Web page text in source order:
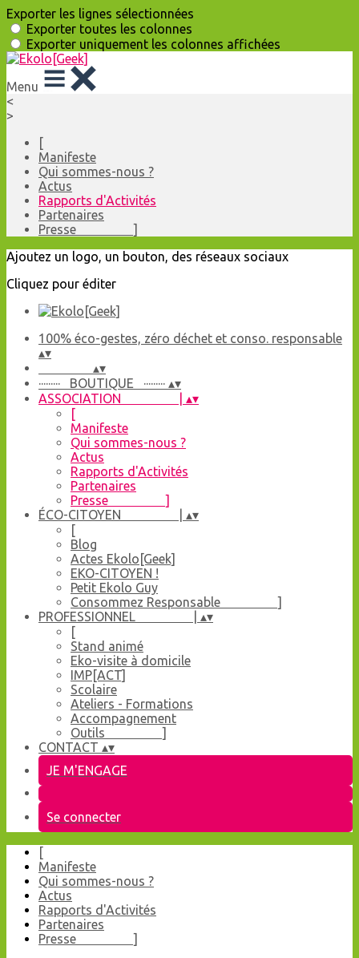
Exporter les lignes sélectionnées
Exporter toutes les colonnes
Exporter uniquement les colonnes affichées
Menu
<
>
[
Manifeste
Qui sommes-nous ?
Actus
Rapports d'Activités
Partenaires
Presse ]
Ajoutez un logo, un bouton, des réseaux sociaux
Cliquez pour éditer
100% éco-gestes, zéro déchet et conso. responsable
▴▾
▴▾
········· BOUTIQUE ········· ▴▾
ASSOCIATION | ▴▾
[
Manifeste
Qui sommes-nous ?
Actus
Rapports d'Activités
Partenaires
Presse ]
ÉCO-CITOYEN | ▴▾
[
Blog
Actes Ekolo[Geek]
EKO-CITOYEN !
Petit Ekolo Guy
Consommez Responsable ]
PROFESSIONNEL | ▴▾
[
Stand animé
Eko-visite à domicile
IMP[ACT]
Scolaire
Ateliers - Formations
Accompagnement
Outils ]
CONTACT ▴▾
JE M'ENGAGE
Se connecter
[
Manifeste
Qui sommes-nous ?
Actus
Rapports d'Activités
Partenaires
Presse ]